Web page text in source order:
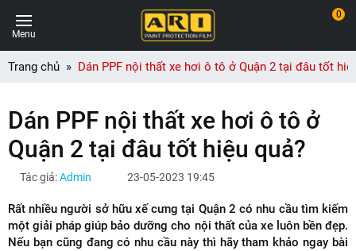
Menu
0
Trang chủ Dán PPF nội thất xe hơi ô tô ở Quận 2 tại đâu tốt
Dán PPF nội thất xe hơi ô tô ở
Quận 2 tại đâu tốt hiệu quả?
Tác giả:Admin 23-05-2023 19:45
Rất nhiều người sở hữu xế cưng tại Quận 2 có nhu cầu tìm kiếm
một giải pháp giúp bảo dưỡng cho nội thất của xe luôn bền đẹp.
Nếu bạn cũng đang có nhu cầu này thì hãy tham khảo ngay bài